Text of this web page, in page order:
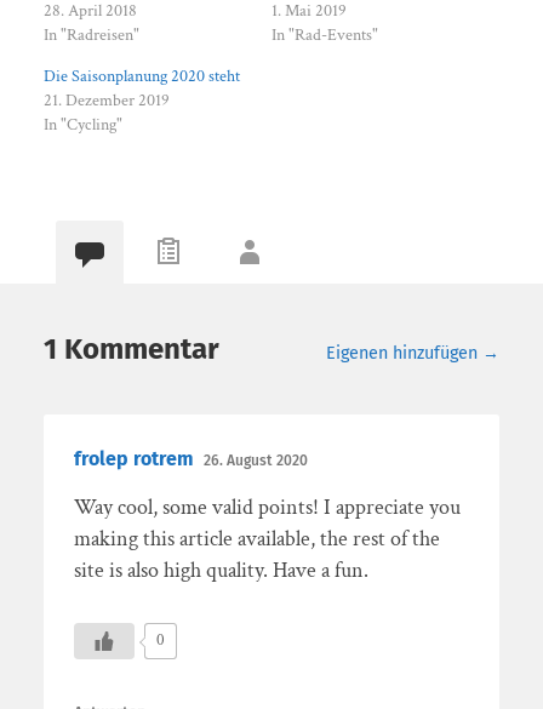
28. April 2018
In "Radreisen"
1. Mai 2019
In "Rad-Events"
Die Saisonplanung 2020 steht
21. Dezember 2019
In "Cycling"
1 Kommentar Eigenen hinzufügen →
frolep rotrem 26. August 2020
Way cool, some valid points! I appreciate you
making this article available, the rest of the
site is also high quality. Have a fun.
0